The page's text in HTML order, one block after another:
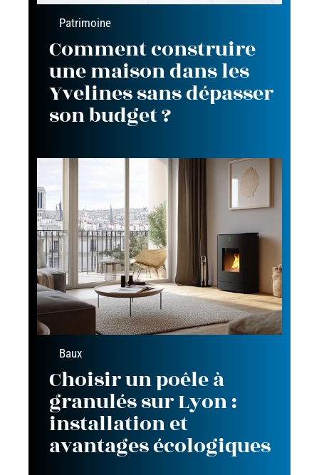
Patrimoine
Comment construire
une maison dans les
Yvelines sans dépasser
son budget ?
Baux
Choisir un poêle à
granulés sur Lyon :
installation et
avantages écologiques